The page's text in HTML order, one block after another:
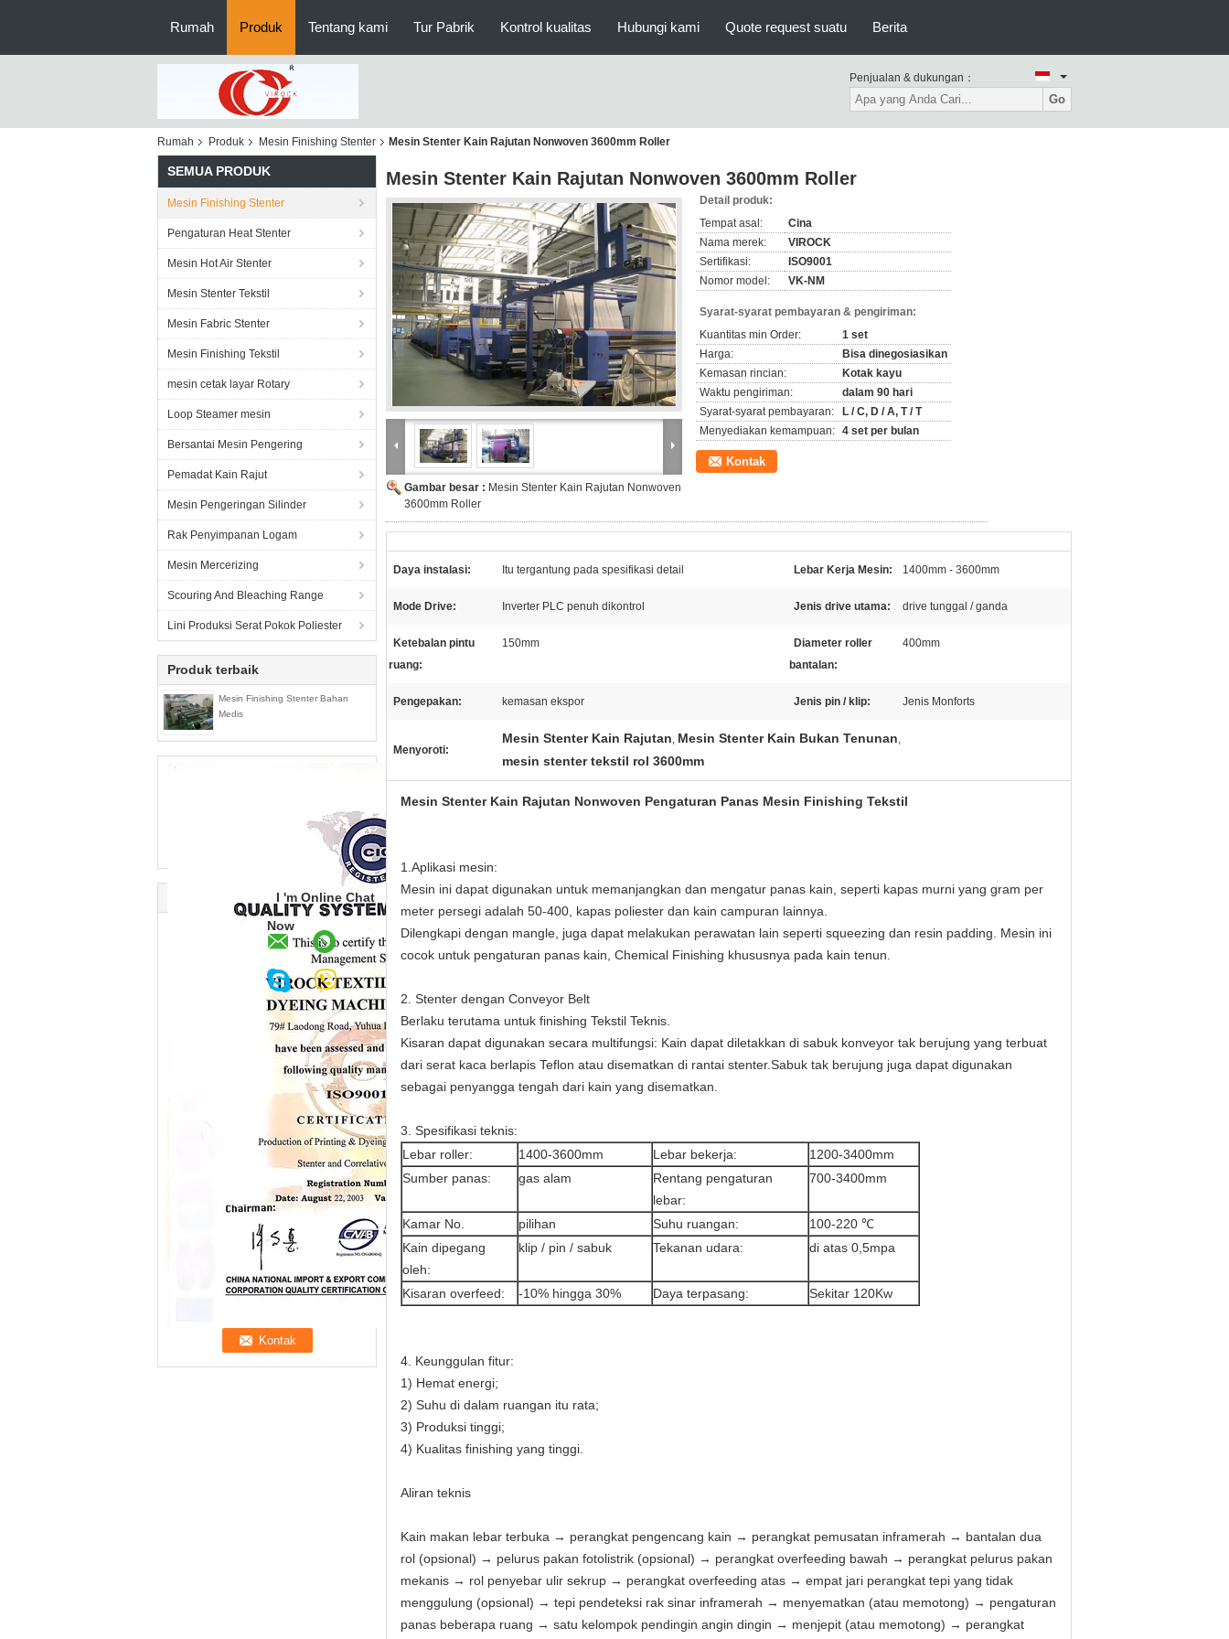
Rumah Produk Tentang kami Tur Pabrik Kontrol kualitas Hubungi kami Quote request suatu Berita
Penjualan & dukungan：
Go
Rumah Produk Mesin Finishing Stenter Mesin Stenter Kain Rajutan Nonwoven 3600mm Roller
SEMUA PRODUK
Mesin Finishing Stenter
Pengaturan Heat Stenter
Mesin Hot Air Stenter
Mesin Stenter Tekstil
Mesin Fabric Stenter
Mesin Finishing Tekstil
mesin cetak layar Rotary
Loop Steamer mesin
Bersantai Mesin Pengering
Pemadat Kain Rajut
Mesin Pengeringan Silinder
Rak Penyimpanan Logam
Mesin Mercerizing
Scouring And Bleaching Range
Lini Produksi Serat Pokok Poliester
Produk terbaik
Mesin Finishing Stenter Bahan
Medis
I 'm Online Chat
Now
Mesin Stenter Kain Rajutan Nonwoven 3600mm Roller
Gambar besar : Mesin Stenter Kain Rajutan Nonwoven
3600mm Roller
Detail produk:
Tempat asal:
Cina
Nama merek:
VIROCK
Sertifikasi:
ISO9001
Nomor model:
VK-NM
Syarat-syarat pembayaran & pengiriman:
Kuantitas min Order:
1 set
Harga:
Bisa dinegosiasikan
Kemasan rincian:
Kotak kayu
Waktu pengiriman:
dalam 90 hari
Syarat-syarat pembayaran:
L / C, D / A, T / T
Menyediakan kemampuan: 4 set per bulan
Kontak
Daya instalasi: Itu tergantung pada spesifikasi detail Lebar Kerja Mesin: 1400mm - 3600mm
Mode Drive: Inverter PLC penuh dikontrol Jenis drive utama: drive tunggal / ganda
Ketebalan pintu
ruang:
150mm
Diameter roller
bantalan:
400mm
Pengepakan: kemasan ekspor Jenis pin / klip: Jenis Monforts
Menyoroti:
Mesin Stenter Kain Rajutan, Mesin Stenter Kain Bukan Tenunan,
mesin stenter tekstil rol 3600mm
Mesin Stenter Kain Rajutan Nonwoven Pengaturan Panas Mesin Finishing Tekstil
1 .Aplikasi mesin:
Mesin ini dapat digunakan untuk memanjangkan dan mengatur panas kain, seperti kapas murni yang gram per
meter persegi adalah 50-400, kapas poliester dan kain campuran lainnya.
Dilengkapi dengan mangle, juga dapat melakukan perawatan lain seperti squeezing dan resin padding. Mesin ini
cocok untuk pengaturan panas kain, Chemical Finishing khususnya pada kain tenun.
2. Stenter dengan Conveyor Belt
Berlaku terutama untuk finishing Tekstil Teknis.
Kisaran dapat digunakan secara multifungsi: Kain dapat diletakkan di sabuk konveyor tak berujung yang terbuat
dari serat kaca berlapis Teflon atau disematkan di rantai stenter.Sabuk tak berujung juga dapat digunakan
sebagai penyangga tengah dari kain yang disematkan.
3. Spesifikasi teknis:
Lebar roller:
1400-3600mm Lebar bekerja:
1200-3400mm
Sumber panas:
gas alam
Rentang pengaturan
lebar:
700-3400mm
Kamar No. pilihan Suhu ruangan:
100-220 ℃
Kain dipegang
oleh:
klip / pin / sabuk Tekanan udara: di atas 0,5mpa
Kisaran overfeed: -10% hingga 30% Daya terpasang: Sekitar 120Kw
4. Keunggulan fitur:
1) Hemat energi;
2) Suhu di dalam ruangan itu rata;
3) Produksi tinggi;
4) Kualitas finishing yang tinggi.
Aliran teknis
Kain makan lebar terbuka → perangkat pengencang kain → perangkat pemusatan inframerah → bantalan dua
rol (opsional) → pelurus pakan fotolistrik (opsional) → perangkat overfeeding bawah → perangkat pelurus pakan
mekanis → rol penyebar ulir sekrup → perangkat overfeeding atas → empat jari perangkat tepi yang tidak
menggulung (opsional) → tepi pendeteksi rak sinar inframerah → menyematkan (atau memotong) → pengaturan
panas beberapa ruang → satu kelompok pendingin angin dingin → menjepit (atau memotong) → perangkat